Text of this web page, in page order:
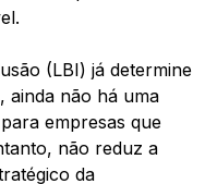
(LBI) já determine
ainda não há uma
empresas que
não reduz a
da